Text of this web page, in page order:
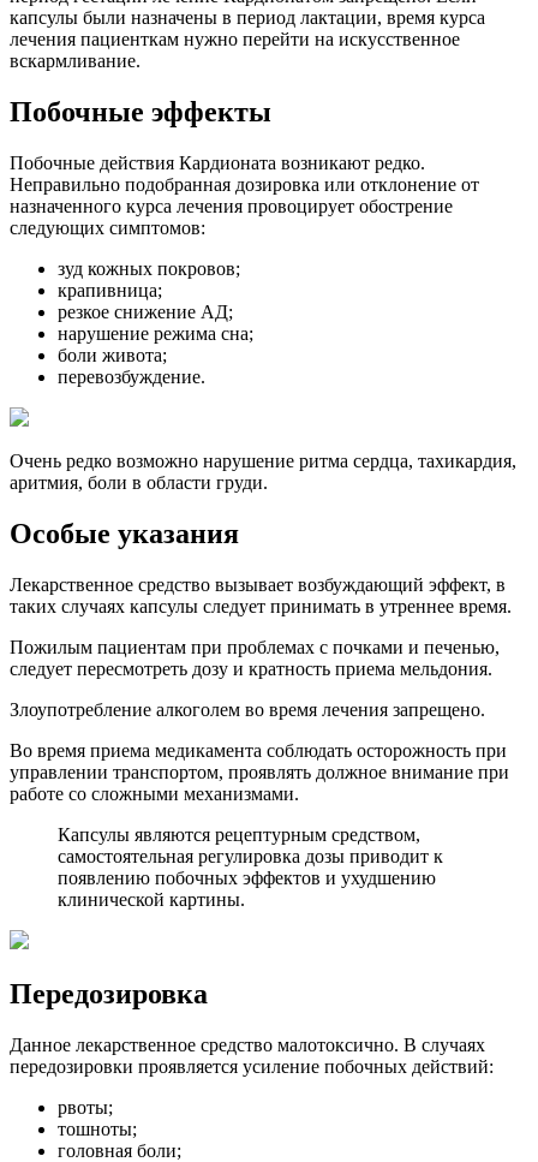
капсулы были назначены в период лактации, время курса
лечения пациенткам нужно перейти на искусственное
вскармливание.
Побочные эффекты
Побочные действия Кардионата возникают редко.
Неправильно подобранная дозировка или отклонение от
назначенного курса лечения провоцирует обострение
следующих симптомов:
зуд кожных покровов;
крапивница;
резкое снижение АД;
нарушение режима сна;
боли живота;
перевозбуждение.
Очень редко возможно нарушение ритма сердца, тахикардия,
аритмия, боли в области груди.
Особые указания
Лекарственное средство вызывает возбуждающий эффект, в
таких случаях капсулы следует принимать в утреннее время.
Пожилым пациентам при проблемах с почками и печенью,
следует пересмотреть дозу и кратность приема мельдония.
Злоупотребление алкоголем во время лечения запрещено.
Во время приема медикамента соблюдать осторожность при
управлении транспортом, проявлять должное внимание при
работе со сложными механизмами.
Капсулы являются рецептурным средством,
самостоятельная регулировка дозы приводит к
появлению побочных эффектов и ухудшению
клинической картины.
Передозировка
Данное лекарственное средство малотоксично. В случаях
передозировки проявляется усиление побочных действий:
рвоты;
тошноты;
головная боли;